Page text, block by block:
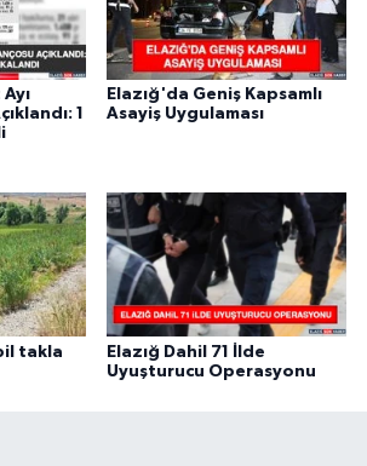
1
Elazığ'da Geniş Kapsamlı
Asayiş Uygulaması
takla
Elazığ Dahil 71 İlde
Uyuşturucu Operasyonu